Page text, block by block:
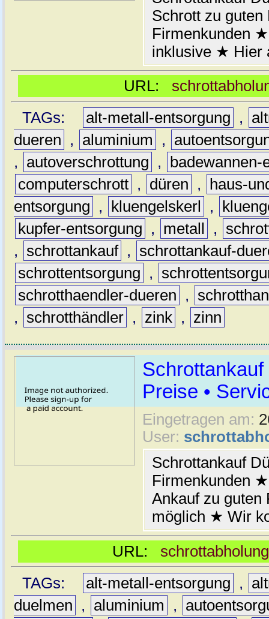
Schrott zu
Firmenkunden
inklusive ★ Hier
URL:
TAGs:
alt-metall-entsorgung ,
dueren
, aluminium ,
,
autoverschrottung ,
badewannen-
computerschrott , düren ,
haus-
entsorgung
, kluengelskerl ,
kupfer-entsorgung
, metall ,
,
schrottankauf ,
schrottankauf-
schrottentsorgung
,
schrotthaendler-dueren
,
,
schrotthändler , zink , zinn
Schrottankauf
Preise •
Eingetragen am:
User:
Schrottankauf
Firmenkunden
Ankauf zu
möglich ★ Wir
URL:
TAGs:
alt-metall-entsorgung ,
duelmen
, aluminium ,